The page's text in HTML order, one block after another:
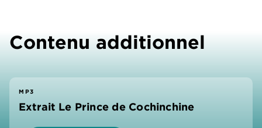
Contenu additionnel
MP3
Extrait Le Prince de Cochinchine